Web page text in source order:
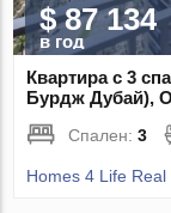
$ 87 134
в год
Квартира с 3
Бурдж Дубай),
Спален:3
Homes 4 Life